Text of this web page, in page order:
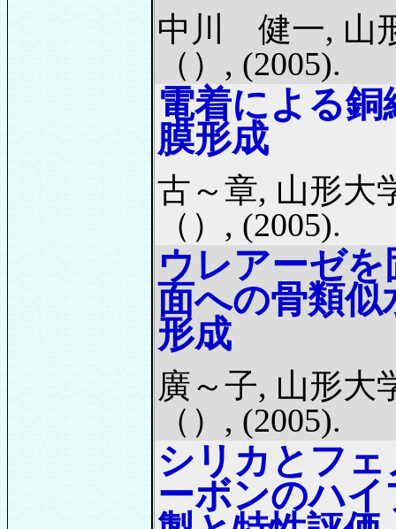
中川 健一, 山
（）, (2005).
電着による
膜形成
古～章, 山形大
（）, (2005).
ウレアーゼ
面への骨類
形成
廣～子, 山形大
（）, (2005).
シリカとフ
ーボンのハ